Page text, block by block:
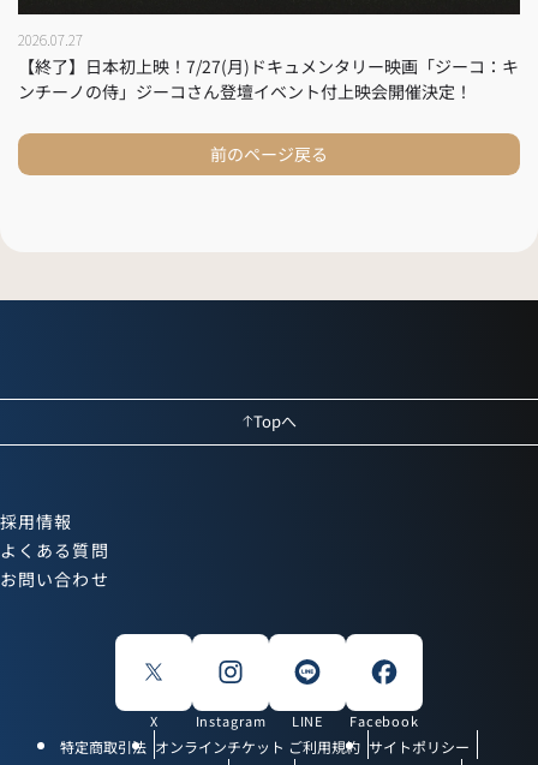
2026.07.27
【終了】日本初上映！7/27(月)ドキュメンタリー映画「ジーコ：キ
ンチーノの侍」ジーコさん登壇イベント付上映会開催決定！
前のページ戻る
Topへ
採用情報
よくある質問
お問い合わせ
X Instagram LINE Facebook
特定商取引法 オンラインチケット ご利用規約 サイトポリシー